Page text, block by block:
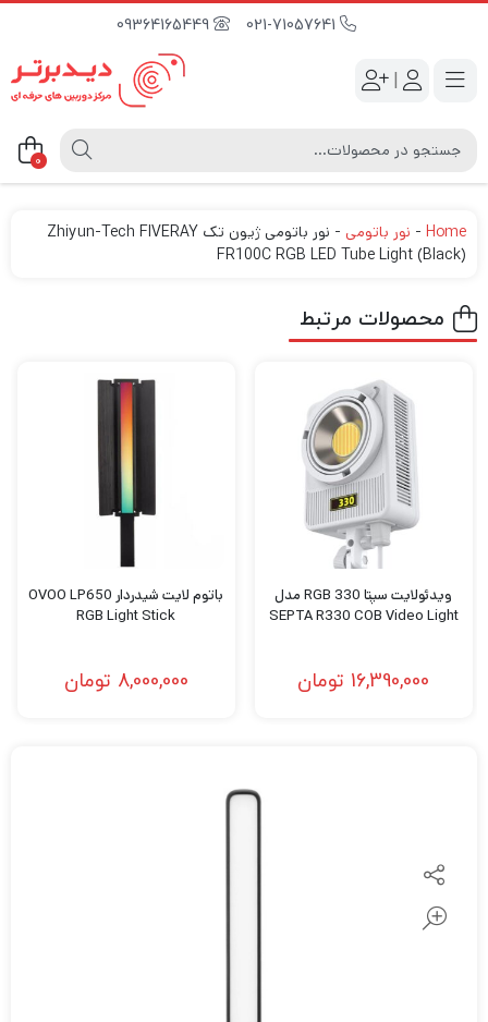
09364165449
|
0
Home
- نور باتومی -
نور باتومی ژیون تک Zhiyun-Tech FIVERAY
FR100C RGB LED Tube Light (Black)
محصولات مرتبط
ویدئولایت سپتا RGB 330 مدل
SEPTA R330 COB Video Light
16,390,000 تومان
باتوم لایت شیدردار OVOO LP650
RGB Light Stick
8,000,000 تومان